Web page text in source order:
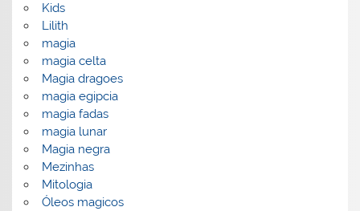
Kids
Lilith
magia
magia celta
Magia dragoes
magia egipcia
magia fadas
magia lunar
Magia negra
Mezinhas
Mitologia
Óleos magicos